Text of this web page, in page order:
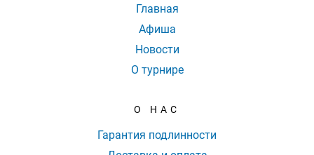
Главная
Афиша
Новости
О турнире
О НАС
Гарантия подлинности